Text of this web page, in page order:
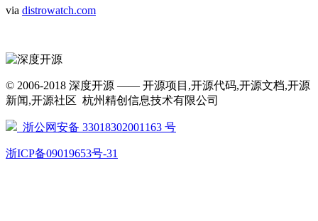
via distrowatch.com
© 2006-2018 深度开源 —— 开源项目,开源代码,开源文档,开源
新闻,开源社区 杭州精创信息技术有限公司
浙公网安备 33018302001163 号
浙ICP备09019653号-31